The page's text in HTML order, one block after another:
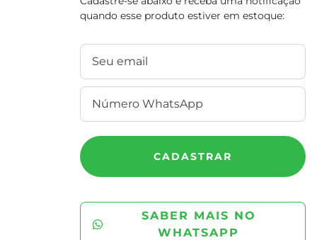
quando esse produto estiver em estoque:
CADASTRAR
SABER MAIS NO
WHATSAPP